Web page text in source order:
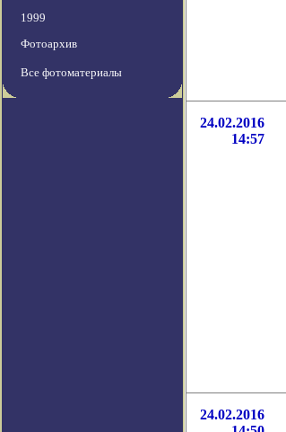
1999
Фотоархив
Все фотоматериалы
24.02.2016
14:57
24.02.2016